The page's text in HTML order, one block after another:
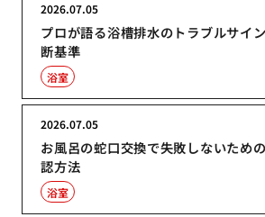
プロが語る浴槽排水のトラブルサイ
断基準
2026.07.05
浴室
お風呂の蛇口交換で失敗しないため
認方法
2026.07.05
浴室